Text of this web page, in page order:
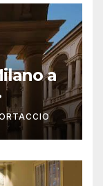
a